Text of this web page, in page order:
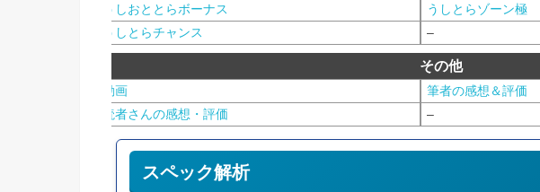
うしおととらボーナス
うしとらゾーン極
うしとらチャンス
–
その他
動画
筆者の感想＆評価
読者さんの感想・評価
–
スペック解析